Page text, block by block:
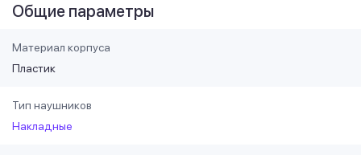
Общие параметры
Материал корпуса
Пластик
Тип наушников
Накладные